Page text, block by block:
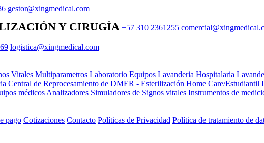
gestor@xingmedical.com
Y CIRUGÍA +57 310 2361255
logistica@xingmedical.com
Vitales Multiparametros Laboratorio Equipos Lavanderia Hospitalaria
Central de Reprocesamiento de DMER - Esterilización Home Care/Estudiantil
médicos Analizadores Simuladores de Signos vitales Instrumentos de
pago Cotizaciones Contacto Políticas de Privacidad Política de tratamiento de